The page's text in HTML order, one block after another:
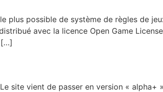
plus possible de système de règles de
avec la licence Open Game
[…]
site vient de passer en version « alpha+